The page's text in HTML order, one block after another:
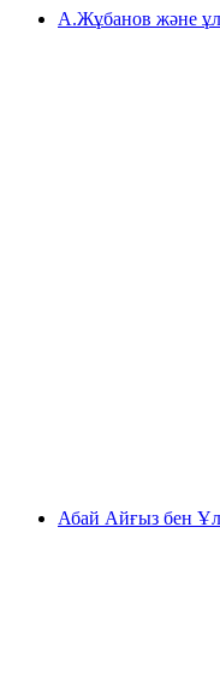
А.Жұбанов және
Абай Айғыз бен